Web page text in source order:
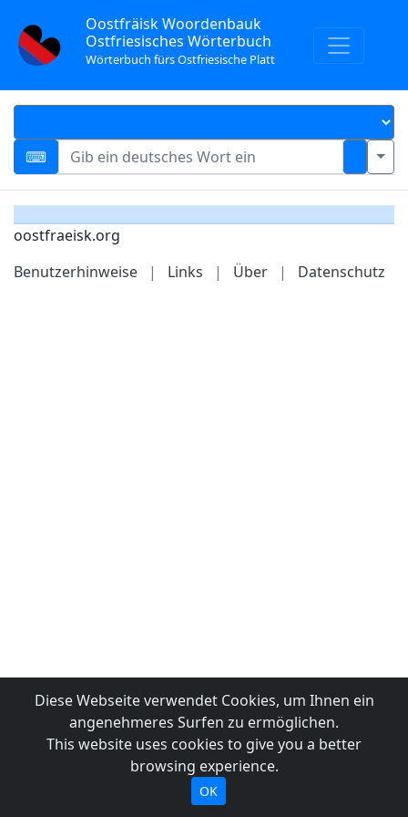
Oostfräisk Woordenbauk
Ostfriesisches Wörterbuch
Wörterbuch fürs Ostfriesische Platt
oostfraeisk.org
Benutzerhinweise
| Links | Über | Datenschutz
Diese Webseite verwendet Cookies, um Ihnen ein
angenehmeres Surfen zu ermöglichen.
This website uses cookies to give you a better
browsing experience.
OK